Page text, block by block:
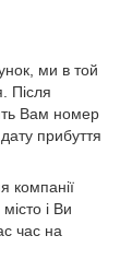
ми в той
Після
Вам номер
прибуття
компанії
і Ви
час на